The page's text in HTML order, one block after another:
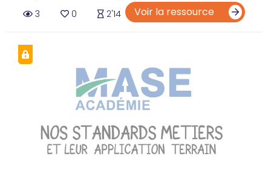
3
0 2'14 Voir la ressource